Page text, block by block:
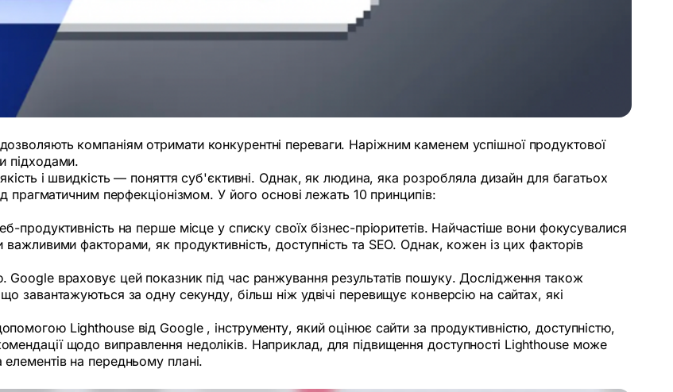
компаніям отримати конкурентні переваги. Наріжним каменем успішної продуктової
підходами.
і швидкість — поняття суб'єктивні. Однак, як людина, яка розробляла дизайн для багатьох
прагматичним перфекціонізмом. У його основі лежать 10 принципів:
продуктивність на перше місце у списку своїх бізнес-пріоритетів. Найчастіше вони фокусувалися
факторами, як продуктивність, доступність та SEO. Однак, кожен із цих факторів
враховує цей показник під час ранжування результатів пошуку. Дослідження також
завантажуються за одну секунду, більш ніж удвічі перевищує конверсію на сайтах, які
Lighthouse від Google , інструменту, який оцінює сайти за продуктивністю, доступністю,
щодо виправлення недоліків. Наприклад, для підвищення доступності Lighthouse може
елементів на передньому плані.